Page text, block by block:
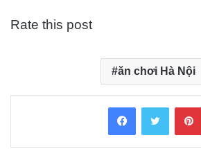
Rate this post
ăn chơi Hà Nội
FacebookTwitter